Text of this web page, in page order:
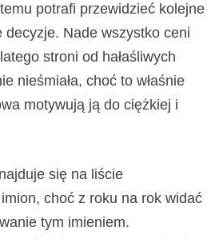
potrafi przewidzieć kolejne
decyzje. Nade wszystko ceni
stroni od hałaśliwych
nieśmiała, choć to właśnie
motywują ją do ciężkiej i
się na liście
choć z roku na rok widać
tym imieniem.